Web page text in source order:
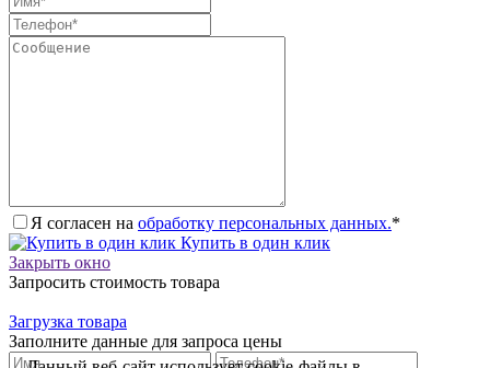
Я согласен на обработку персональных данных.*
Купить в один клик
Закрыть окно
Запросить стоимость товара
Загрузка товара
Заполните данные для запроса цены